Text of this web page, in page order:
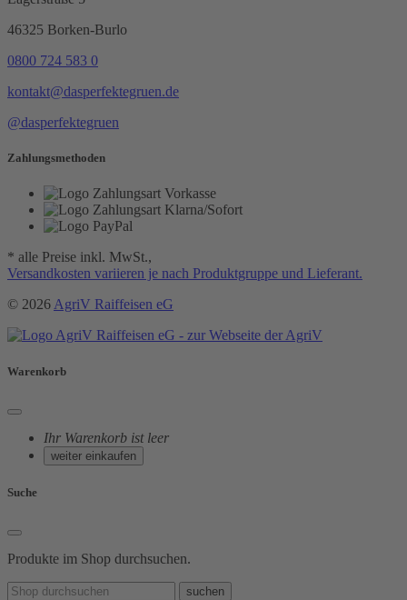
46325 Borken-Burlo
0800 724 583 0
kontakt@dasperfektegruen.de
@dasperfektegruen
Zahlungsmethoden
* alle Preise inkl. MwSt.,
Versandkosten variieren je nach Produktgruppe und Lieferant.
© 2026AgriV Raiffeisen eG
Warenkorb
Ihr Warenkorb ist leer
weiter einkaufen
Suche
Produkte im Shop durchsuchen.
suchen